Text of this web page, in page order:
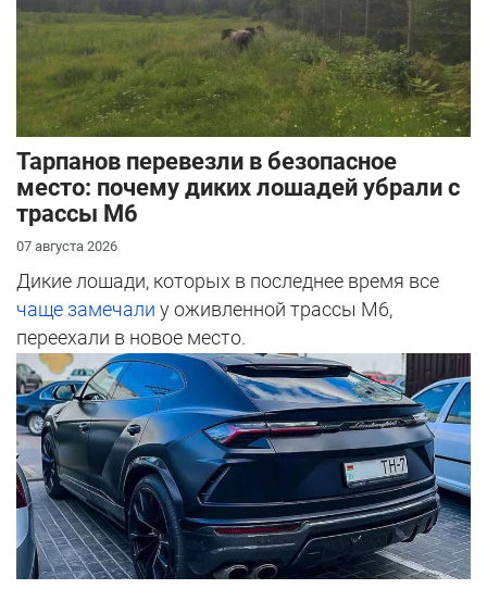
Тарпанов перевезли в безопасное
место: почему диких лошадей убрали с
трассы М6
07 августа 2026
Дикие лошади, которых в последнее время все
чаще замечали у оживленной трассы М6,
переехали в новое место.